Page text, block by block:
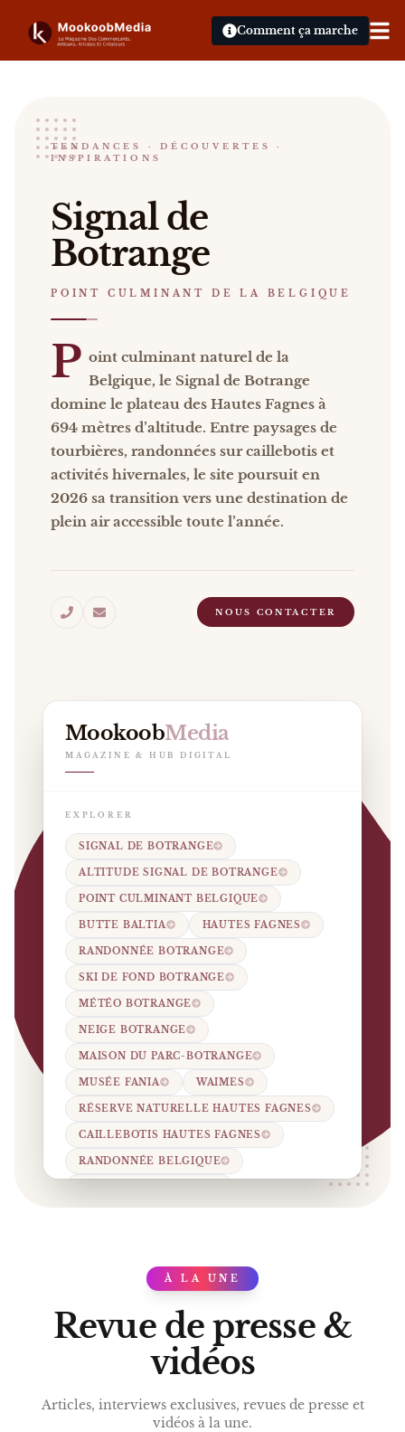
Comment ça marche
Ski Botrange
POINT CULMINANT DE LA BELGIQUE
Signal de Botrange Point culminant naturel de
Catalogue :presse.
TENDANCES · DÉCOUVERTES ·
INSPIRATIONS
Signal de
Botrange
POINT CULMINANT DE LA BELGIQUE
P oint culminant naturel de la
Belgique, le Signal de Botrange
domine le plateau des Hautes Fagnes à
694 mètres d’altitude. Entre paysages de
tourbières, randonnées sur caillebotis et
activités hivernales, le site poursuit en
2026 sa transition vers une destination de
plein air accessible toute l’année.
NOUS CONTACTER
MookoobMedia
MAGAZINE & HUB DIGITAL
EXPLORER
SIGNAL DE BOTRANGE
ALTITUDE SIGNAL DE BOTRANGE
POINT CULMINANT BELGIQUE
BUTTE BALTIA HAUTES FAGNES
RANDONNÉE BOTRANGE
SKI DE FOND BOTRANGE
MÉTÉO BOTRANGE
NEIGE BOTRANGE
MAISON DU PARC-BOTRANGE
MUSÉE FANIA WAIMES
RÉSERVE NATURELLE HAUTES FAGNES
CAILLEBOTIS HAUTES FAGNES
RANDONNÉE BELGIQUE
SOMMET BELGIQUE
ACTIVITÉS BOTRANGE.
PRESS
À LA UNE
Revue de presse &
vidéos
Articles, interviews exclusives, revues de presse et
vidéos à la une.